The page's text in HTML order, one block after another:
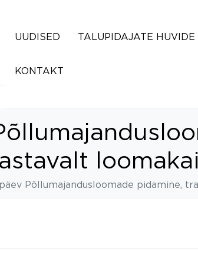
UUDISED TALUPIDAJATE HUVIDE
KONTAKT
Põllumajandusloomade pidamine,